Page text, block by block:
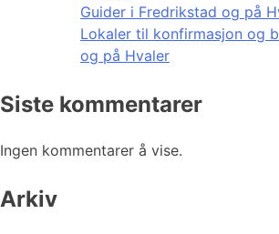
Guider i Fredrikstad og på
Lokaler til konfirmasjon og
og på Hvaler
Siste kommentarer
Ingen kommentarer å vise.
Arkiv